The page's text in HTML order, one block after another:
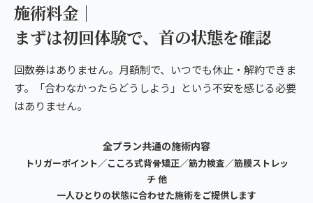
施術料金｜
まずは初回体験で、首の状態を確認
回数券はありません。月額制で、いつでも休止・解約できま
す。「合わなかったらどうしよう」という不安を感じる必要
はありません。
全プラン共通の施術内容
トリガーポイント／こころ式背骨矯正／筋力検査／筋膜ストレッ
チ 他
一人ひとりの状態に合わせた施術をご提供します